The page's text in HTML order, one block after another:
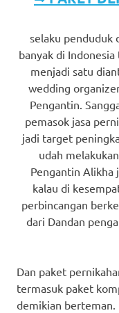
selaku penduduk
banyak di
menjadi satu
wedding
Pengantin.
pemasok jasa
jadi target
udah
Pengantin Alikha
kalau di
perbincangan
dari Dandan
Dan paket
termasuk paket
demikian